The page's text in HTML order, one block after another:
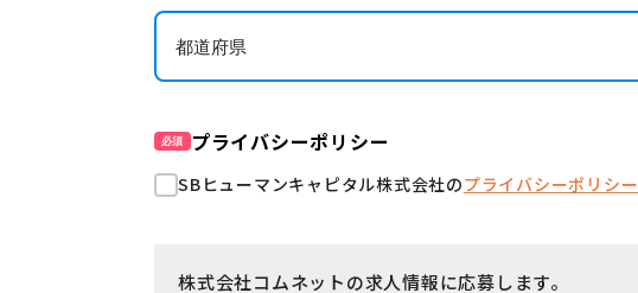
必須 プライバシーポリシー
SBヒューマンキャピタル株式会社のプライバシーポリシー
株式会社コムネットの求人情報に応募します。